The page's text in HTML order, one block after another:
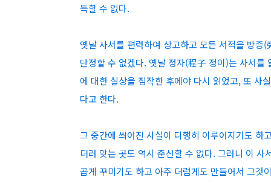
득할 수 없다.
옛날 사서를 편력하여 상고하고 모든 서적을 방증
단정할 수 없겠다. 옛날 정자(程子 정이)는 사서를
에 대한 실상을 짐작한 후에야 다시 읽었고, 또 사
다고 한다.
그 중간에 씌어진 사실이 다행히 이루어지기도 하
더러 맞는 곳도 역시 준신할 수 없다. 그러니 이
곱게 꾸미기도 하고 아주 더럽게도 만들어서 그것